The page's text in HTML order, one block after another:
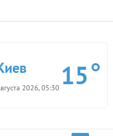
2026, 05:30 15